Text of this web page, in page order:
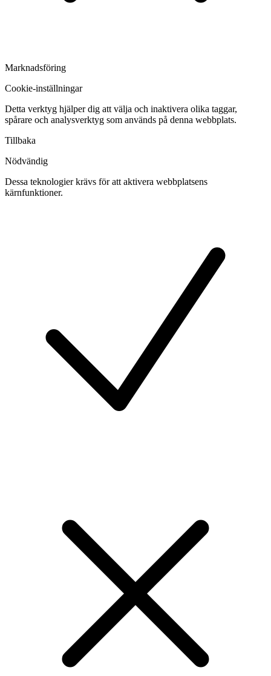
Marknadsföring
Cookie-inställningar
Detta verktyg hjälper dig att välja och inaktivera olika taggar,
spårare och analysverktyg som används på denna webbplats.
Tillbaka
Nödvändig
Dessa teknologier krävs för att aktivera webbplatsens
kärnfunktioner.